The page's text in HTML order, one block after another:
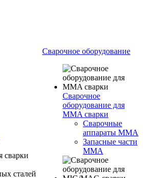
Сварочное оборудование
Сварочное
оборудование для
MMA сварки
Сварочные
аппараты MMA
Запасные части
MMA